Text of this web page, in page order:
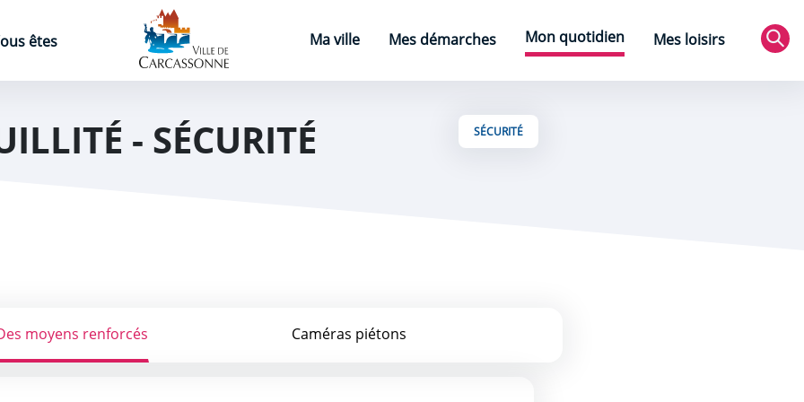
êtes
Page d'accueil
Ma ville
Mes démarches Mon quotidien
Mes loisirs
- SÉCURITÉ SÉCURITÉ
moyens renforcés Caméras piétons